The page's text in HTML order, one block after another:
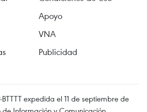
Apoyo
VNA
Publicidad
expedida el 11 de septiembre de